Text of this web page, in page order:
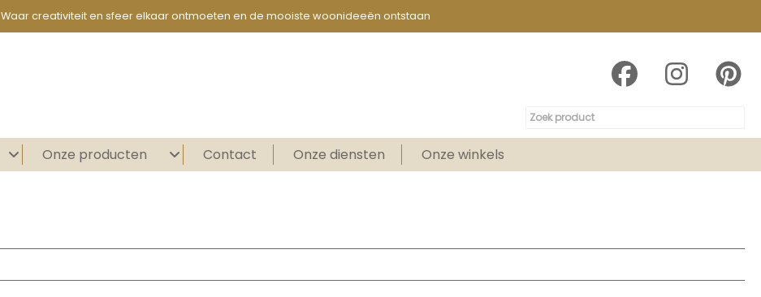
Waar creativiteit en sfeer elkaar ontmoeten en de mooiste woonideeën ontstaan
Onze producten Contact Onze diensten Onze winkels